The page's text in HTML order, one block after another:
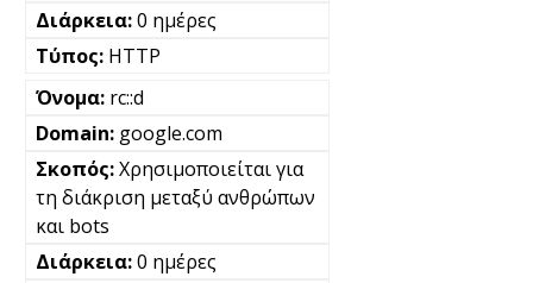
0 ημέρες
HTTP
rc::d
google.com
Χρησιμοποιείται για
τη διάκριση μεταξύ ανθρώπων
και bots
0 ημέρες